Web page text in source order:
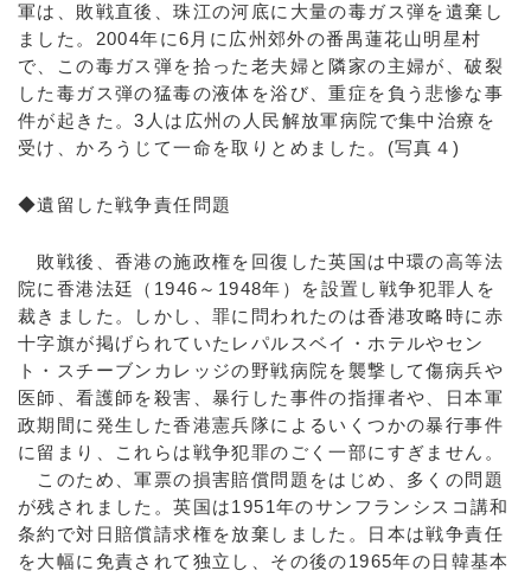
軍は、敗戦直後、珠江の河底に大量の毒ガス弾を遺棄し
ました。2004年に6月に広州郊外の番禺蓮花山明星村
で、この毒ガス弾を拾った老夫婦と隣家の主婦が、破裂
した毒ガス弾の猛毒の液体を浴び、重症を負う悲惨な事
件が起きた。3人は広州の人民解放軍病院で集中治療を
受け、かろうじて一命を取りとめました。(写真４)
◆遺留した戦争責任問題
敗戦後、香港の施政権を回復した英国は中環の高等法
院に香港法廷（1946～1948年）を設置し戦争犯罪人を
裁きました。しかし、罪に問われたのは香港攻略時に赤
十字旗が掲げられていたレパルスベイ・ホテルやセン
ト・スチーブンカレッジの野戦病院を襲撃して傷病兵や
医師、看護師を殺害、暴行した事件の指揮者や、日本軍
政期間に発生した香港憲兵隊によるいくつかの暴行事件
に留まり、これらは戦争犯罪のごく一部にすぎません。
このため、軍票の損害賠償問題をはじめ、多くの問題
が残されました。英国は1951年のサンフランシスコ講和
条約で対日賠償請求権を放棄しました。日本は戦争責任
を大幅に免責されて独立し、その後の1965年の日韓基本